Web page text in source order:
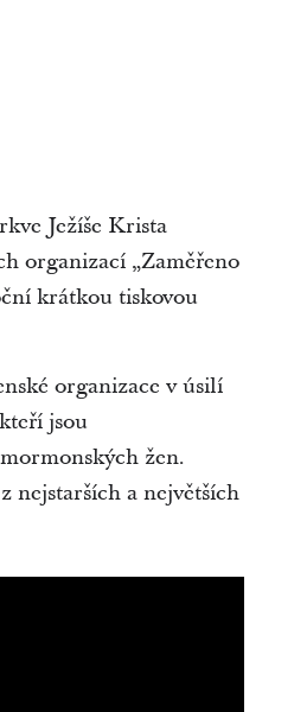
Ježíše Krista
organizací „Zaměřeno
krátkou tiskovou
organizace v úsilí
jsou
žen.
nejstarších a největších